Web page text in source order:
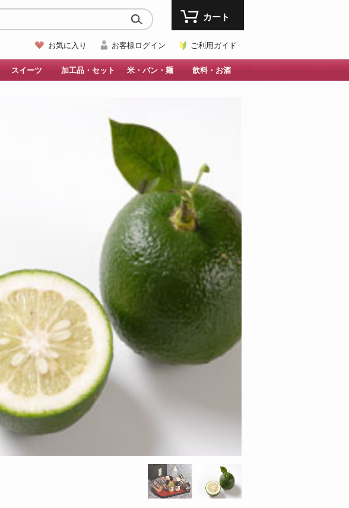
お気に入り お客様ログイン ご利用ガイド
カート
スイーツ 加工品・セット 米・パン・麺 飲料・お酒